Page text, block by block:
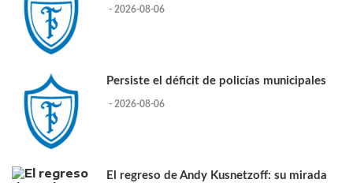
- 2026-08-06
Persiste el déficit de policías municipales
- 2026-08-06
El regreso de Andy Kusnetzoff: su mirada